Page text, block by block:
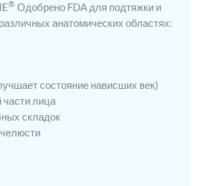
® Одобрено FDA для подтяжки и
анатомических областях:
состояние нависших век)
части лица
складок